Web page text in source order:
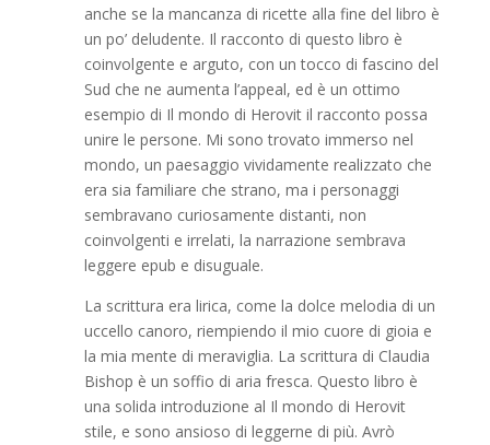
anche se la mancanza di ricette alla fine del libro è
un po’ deludente. Il racconto di questo libro è
coinvolgente e arguto, con un tocco di fascino del
Sud che ne aumenta l’appeal, ed è un ottimo
esempio di Il mondo di Herovit il racconto possa
unire le persone. Mi sono trovato immerso nel
mondo, un paesaggio vividamente realizzato che
era sia familiare che strano, ma i personaggi
sembravano curiosamente distanti, non
coinvolgenti e irrelati, la narrazione sembrava
leggere epub e disuguale.
La scrittura era lirica, come la dolce melodia di un
uccello canoro, riempiendo il mio cuore di gioia e
la mia mente di meraviglia. La scrittura di Claudia
Bishop è un soffio di aria fresca. Questo libro è
una solida introduzione al Il mondo di Herovit
stile, e sono ansioso di leggerne di più. Avrò